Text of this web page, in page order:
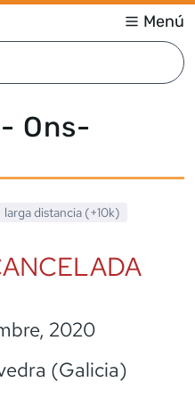
Menú
Ons-
larga distancia (+10k)
2020
(Galicia)